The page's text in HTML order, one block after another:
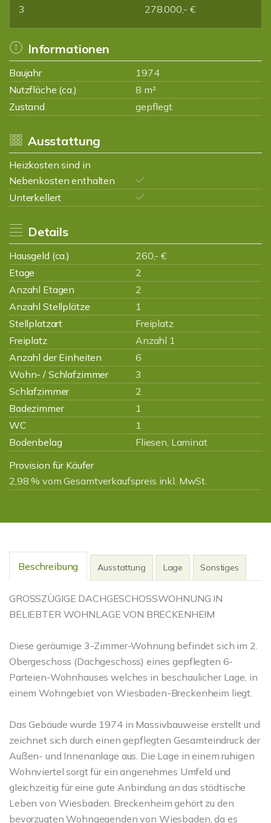
3
278.000,- €
Informationen
Baujahr
1974
Nutzfläche (ca.)
8 m²
Zustand
gepflegt
Ausstattung
Heizkosten sind in
Nebenkosten enthalten
Unterkellert
Details
Hausgeld (ca.)
260,- €
Etage
2
Anzahl Etagen
2
Anzahl Stellplätze
1
Stellplatzart
Freiplatz
Freiplatz
Anzahl 1
Anzahl der Einheiten
6
Wohn- / Schlafzimmer
3
Schlafzimmer
2
Badezimmer
1
WC
1
Bodenbelag
Fliesen, Laminat
Provision für Käufer
2,98 % vom Gesamtverkaufspreis inkl. MwSt.
Beschreibung Ausstattung Lage Sonstiges
GROSSZÜGIGE DACHGESCHOSSWOHNUNG IN
BELIEBTER WOHNLAGE VON BRECKENHEIM
Diese geräumige 3-Zimmer-Wohnung befindet sich im 2.
Obergeschoss (Dachgeschoss) eines gepflegten 6-
Parteien-Wohnhauses welches in beschaulicher Lage, in
einem Wohngebiet von Wiesbaden-Breckenheim liegt.
Das Gebäude wurde 1974 in Massivbauweise erstellt und
zeichnet sich durch einen gepflegten Gesamteindruck der
Außen- und Innenanlage aus. Die Lage in einem ruhigen
Wohnviertel sorgt für ein angenehmes Umfeld und
gleichzeitig für eine gute Anbindung an das städtische
Leben von Wiesbaden. Breckenheim gehört zu den
bevorzugten Wohngegenden von Wiesbaden, da es